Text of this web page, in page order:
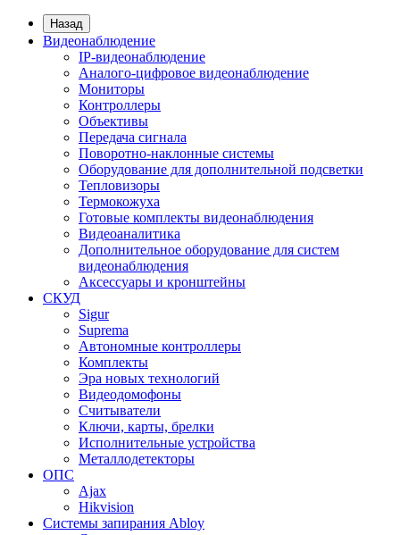
Назад
Видеонаблюдение
IP-видеонаблюдение
Аналого-цифровое видеонаблюдение
Мониторы
Контроллеры
Объективы
Передача сигнала
Поворотно-наклонные системы
Оборудование для дополнительной подсветки
Тепловизоры
Термокожуха
Готовые комплекты видеонаблюдения
Видеоаналитика
Дополнительное оборудование для систем
видеонаблюдения
Аксессуары и кронштейны
СКУД
Sigur
Suprema
Автономные контроллеры
Комплекты
Эра новых технологий
Видеодомофоны
Считыватели
Ключи, карты, брелки
Исполнительные устройства
Металлодетекторы
ОПС
Ajax
Hikvision
Системы запирания Abloy